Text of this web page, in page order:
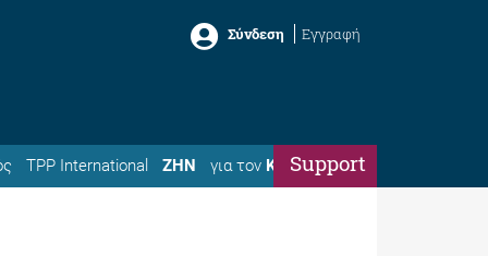
Σύνδεση Εγγραφή
TPP International ΖΗΝ για τον ΚώσταSupport